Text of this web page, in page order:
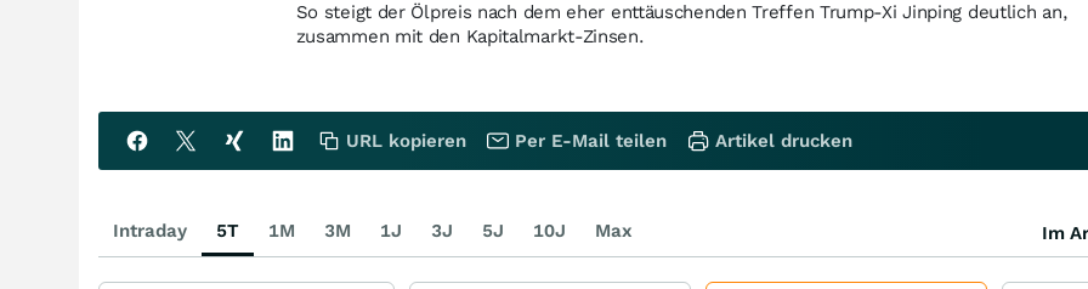
So steigt der Ölpreis nach dem eher enttäuschenden Treffen Trump-Xi Jinping deutlich an,
zusammen mit den Kapitalmarkt-Zinsen.
URL kopieren Per E-Mail teilen Artikel drucken
Intraday 5T 1M 3M 1J 3J 5J 10J Max Im